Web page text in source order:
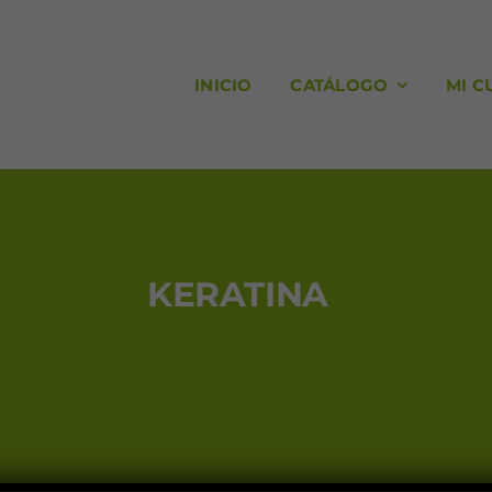
INICIO CATÁLOGO MI
KERATINA